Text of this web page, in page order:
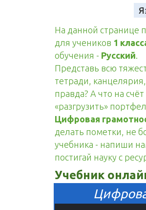
На данной странице
для учеников 1
обучения - Русский.
Представь всю
тетради,
правда? А что на
«разгрузить»
Цифровая
делать пометки, не
учебника - напиши
постигай науку с
Учебник